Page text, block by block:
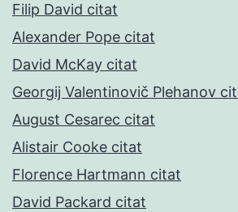
Filip David citat
Alexander Pope citat
David McKay citat
Georgij Valentinovič Plehanov
August Cesarec citat
Alistair Cooke citat
Florence Hartmann citat
David Packard citat